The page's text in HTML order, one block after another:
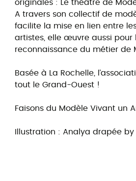
originales : Le théâtre de
A travers son collectif de
facilite la mise en lien entre
artistes, elle œuvre aussi pour
reconnaissance du métier de
Basée à La Rochelle,
tout le Grand-Ouest !
Faisons du Modèle Vivant un
Illustration : Analya drapée